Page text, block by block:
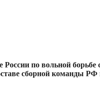
по вольной борьбе
сборной команды